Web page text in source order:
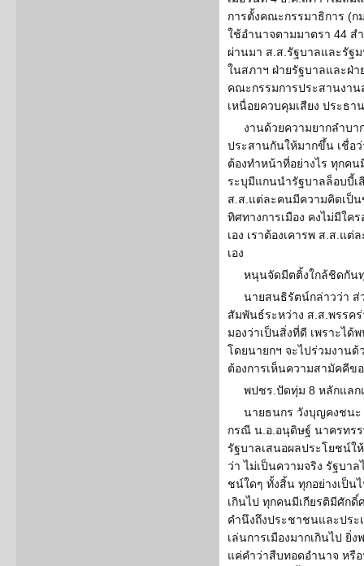
การตั้งคณะกรรมาธิการ (
ใช้อำนาจตามมาตรา 44 ส
ผ่านมา ส.ส.รัฐบาลและรัฐ
ในสภาฯ ฝ่ายรัฐบาลและฝ่า
คณะกรรมการประสานงา
เหนื่อยควบคุมเสียง ประธา
งานด้วยความยากลำบา
ประสานกันให้มากขึ้น เชื่อ
ต้องทำหน้าที่อย่างไร ทุกค
ระบุมีแกนนำรัฐบาลล็อบบี้เ
ส.ส.แต่ละคนมีความคิดเป็น
ทิศทางการเมือง คงไม่มีใค
เอง เราต้องเคารพ ส.ส.แ
เอง
หนุนจัดมีตติ้งใกล้ชิดกัน
นายสนธิรัตน์กล่าวว่า
สัมพันธ์ระหว่าง ส.ส.พรรค
มองว่าเป็นสิ่งที่ดี เพราะได้
โดยนายกฯ จะไปร่วมงานด้
ต้องการเห็นความสามัคคีข
พปชร.ปัดทุ่ม 8 หลักแลก
นายธนกร วังบุญคงชนะ
กรณี น.อ.อนุดิษฐ์ นาครทรร
รัฐบาลเสนอผลประโยชน์ใ
ว่า ไม่เป็นความจริง รัฐบา
ชน์ใดๆ ทั้งสิ้น ทุกอย่างเป็น
เกินไป ทุกคนมีเกียรติมีศัก
คำนึงถึงประชาชนและประ
เล่นการเมืองมากเกินไป ยิ่
แค่คำว่าสืบทอดอำนาจ หรื